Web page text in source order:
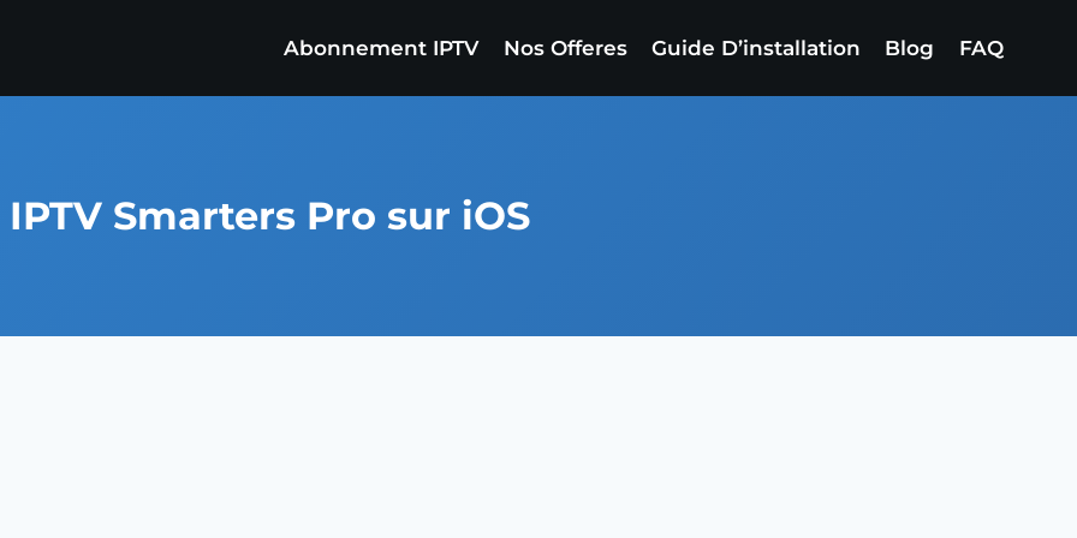
Abonnement IPTV Nos Offeres Guide D’installation Blog FAQ
IPTV Smarters Pro sur iOS